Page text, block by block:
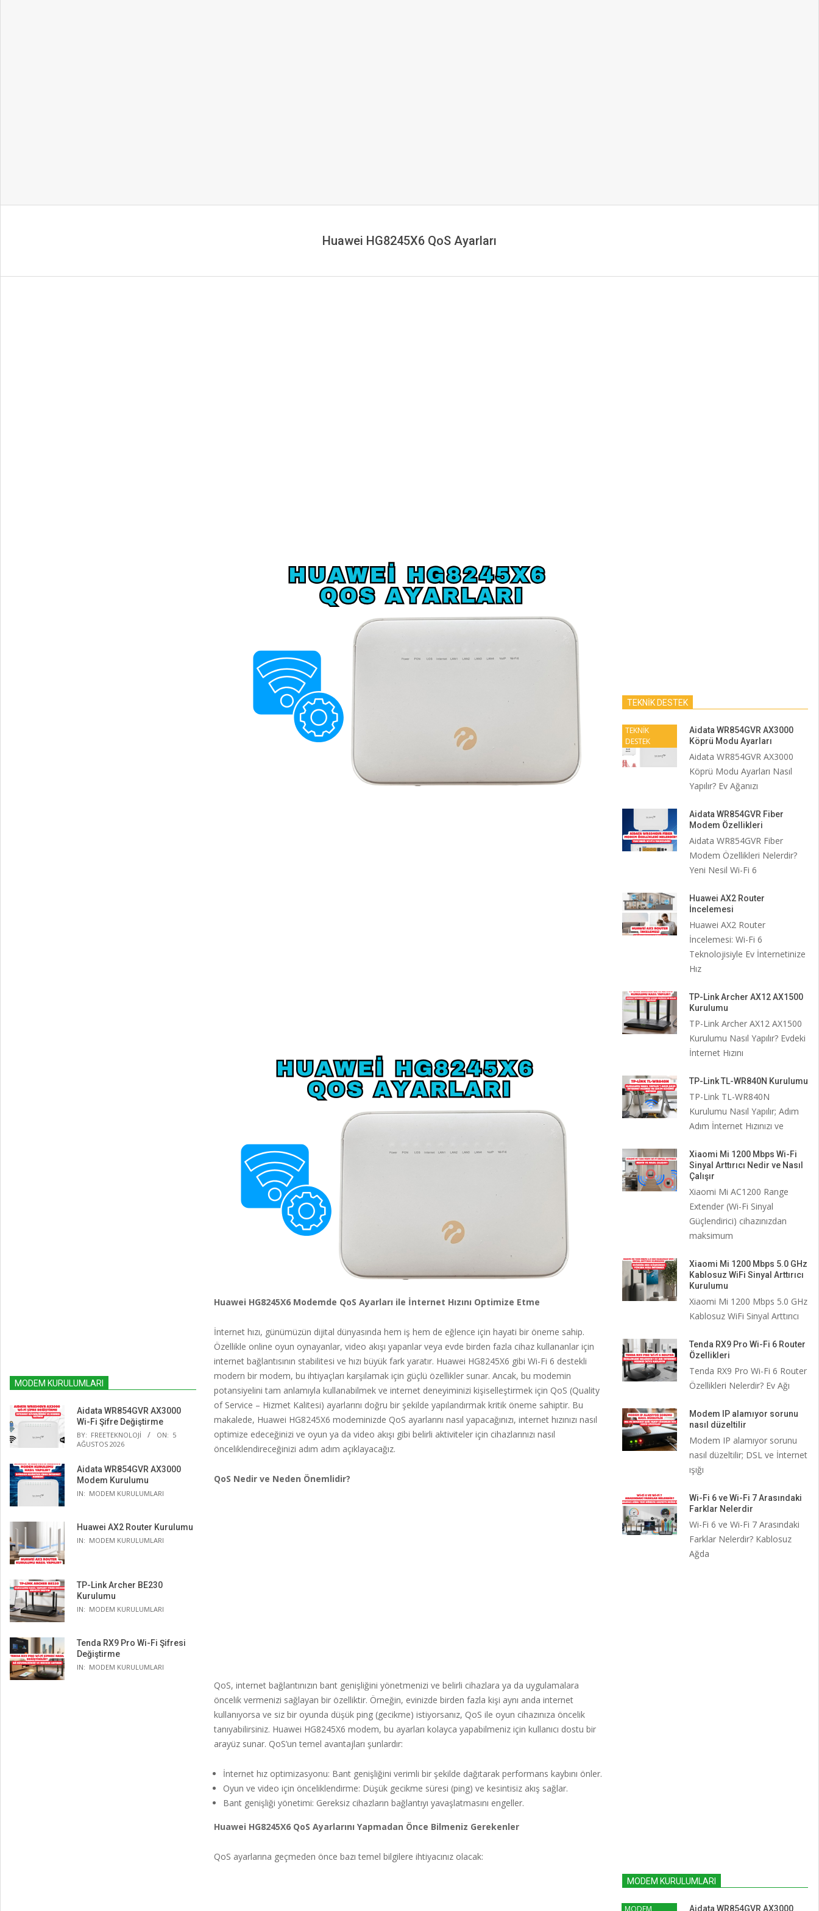
Huawei HG8245X6 QoS Ayarları
Huawei HG8245X6 Modemde QoS Ayarları ile İnternet Hızını Optimize Etme
İnternet hızı, günümüzün dijital dünyasında hem iş hem de eğlence için hayati bir öneme sahip.
Özellikle online oyun oynayanlar, video akışı yapanlar veya evde birden fazla cihaz kullananlar için
internet bağlantısının stabilitesi ve hızı büyük fark yaratır. Huawei HG8245X6 gibi Wi-Fi 6 destekli
modern bir modem, bu ihtiyaçları karşılamak için güçlü özellikler sunar. Ancak, bu modemin
potansiyelini tam anlamıyla kullanabilmek ve internet deneyiminizi kişiselleştirmek için QoS (Quality
of Service – Hizmet Kalitesi) ayarlarını doğru bir şekilde yapılandırmak kritik öneme sahiptir. Bu
makalede, Huawei HG8245X6 modeminizde QoS ayarlarını nasıl yapacağınızı, internet hızınızı nasıl
optimize edeceğinizi ve oyun ya da video akışı gibi belirli aktiviteler için cihazlarınızı nasıl
önceliklendireceğinizi adım adım açıklayacağız.
QoS Nedir ve Neden Önemlidir?
QoS, internet bağlantınızın bant genişliğini yönetmenizi ve belirli cihazlara ya da uygulamalara
öncelik vermenizi sağlayan bir özelliktir. Örneğin, evinizde birden fazla kişi aynı anda internet
kullanıyorsa ve siz bir oyunda düşük ping (gecikme) istiyorsanız, QoS ile oyun cihazınıza öncelik
tanıyabilirsiniz. Huawei HG8245X6 modem, bu ayarları kolayca yapabilmeniz için kullanıcı dostu bir
arayüz sunar. QoS’un temel avantajları şunlardır:
İnternet hız optimizasyonu: Bant genişliğini verimli bir şekilde dağıtarak performans kaybını önler.
Oyun ve video için önceliklendirme: Düşük gecikme süresi (ping) ve kesintisiz akış sağlar.
Bant genişliği yönetimi: Gereksiz cihazların bağlantıyı yavaşlatmasını engeller.
Huawei HG8245X6 QoS Ayarlarını Yapmadan Önce Bilmeniz Gerekenler
QoS ayarlarına geçmeden önce bazı temel bilgilere ihtiyacınız olacak:
MODEM KURULUMLARI
Aidata WR854GVR AX3000
Wi-Fi Şifre Değiştirme
BY: FREETEKNOLOJI ON: 5
AĞUSTOS 2026
Aidata WR854GVR AX3000
Modem Kurulumu
IN: MODEM KURULUMLARI
Huawei AX2 Router Kurulumu
IN: MODEM KURULUMLARI
TP-Link Archer BE230
Kurulumu
IN: MODEM KURULUMLARI
Tenda RX9 Pro Wi-Fi Şifresi
Değiştirme
IN: MODEM KURULUMLARI
TEKNİK DESTEK
TEKNİK
DESTEK
Aidata WR854GVR AX3000
Köprü Modu Ayarları
Aidata WR854GVR AX3000
Köprü Modu Ayarları Nasıl
Yapılır? Ev Ağanızı
Aidata WR854GVR Fiber
Modem Özellikleri
Aidata WR854GVR Fiber
Modem Özellikleri Nelerdir?
Yeni Nesil Wi-Fi 6
Huawei AX2 Router
İncelemesi
Huawei AX2 Router
İncelemesi: Wi-Fi 6
Teknolojisiyle Ev İnternetinize
Hız
TP-Link Archer AX12 AX1500
Kurulumu
TP-Link Archer AX12 AX1500
Kurulumu Nasıl Yapılır? Evdeki
İnternet Hızını
TP-Link TL-WR840N Kurulumu
TP-Link TL-WR840N
Kurulumu Nasıl Yapılır; Adım
Adım İnternet Hızınızı ve
Xiaomi Mi 1200 Mbps Wi-Fi
Sinyal Arttırıcı Nedir ve Nasıl
Çalışır
Xiaomi Mi AC1200 Range
Extender (Wi-Fi Sinyal
Güçlendirici) cihazınızdan
maksimum
Xiaomi Mi 1200 Mbps 5.0 GHz
Kablosuz WiFi Sinyal Arttırıcı
Kurulumu
Xiaomi Mi 1200 Mbps 5.0 GHz
Kablosuz WiFi Sinyal Arttırıcı
Tenda RX9 Pro Wi-Fi 6 Router
Özellikleri
Tenda RX9 Pro Wi-Fi 6 Router
Özellikleri Nelerdir? Ev Ağı
Modem IP alamıyor sorunu
nasıl düzeltilir
Modem IP alamıyor sorunu
nasıl düzeltilir; DSL ve İnternet
ışığı
Wi-Fi 6 ve Wi-Fi 7 Arasındaki
Farklar Nelerdir
Wi-Fi 6 ve Wi-Fi 7 Arasındaki
Farklar Nelerdir? Kablosuz
Ağda
MODEM KURULUMLARI
MODEM Aidata WR854GVR AX3000